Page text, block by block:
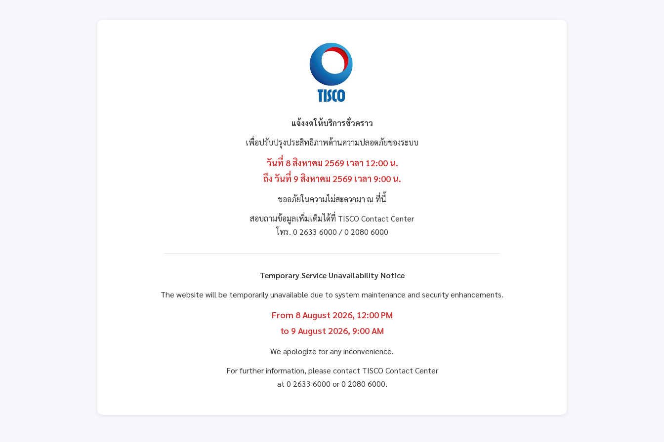
แจ้งงดให้บริการชั่วคราว
เพื่อปรับปรุงประสิทธิภาพด้านความปลอดภัยของระบบ
วันที่ 8 สิงหาคม 2569 เวลา 12:00 น.
ถึง วันที่ 9 สิงหาคม 2569 เวลา 9:00 น.
ขออภัยในความไม่สะดวกมา ณ ที่นี้
สอบถามข้อมูลเพิ่มเติมได้ที่ TISCO Contact Center
โทร. 0 2633 6000 / 0 2080 6000
Temporary Service Unavailability Notice
The website will be temporarily unavailable due to system maintenance and security enhancements.
From 8 August 2026, 12:00 PM
to 9 August 2026, 9:00 AM
We apologize for any inconvenience.
For further information, please contact TISCO Contact Center
at 0 2633 6000 or 0 2080 6000.